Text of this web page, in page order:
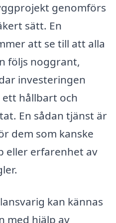
genomförs
sätt. En
att se till att alla
följs noggrant,
investeringen
hållbart och
En sådan tjänst är
dem som kanske
eller erfarenhet av
kan kännas
med hjälp av